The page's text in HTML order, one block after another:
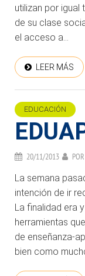
utilizan por igual
de su clase
el acceso a...
LEER MÁS
EDUCACIÓN
20/11/2013
La semana
intención de ir
La finalidad era
herramientas
de enseñanza-
bien como